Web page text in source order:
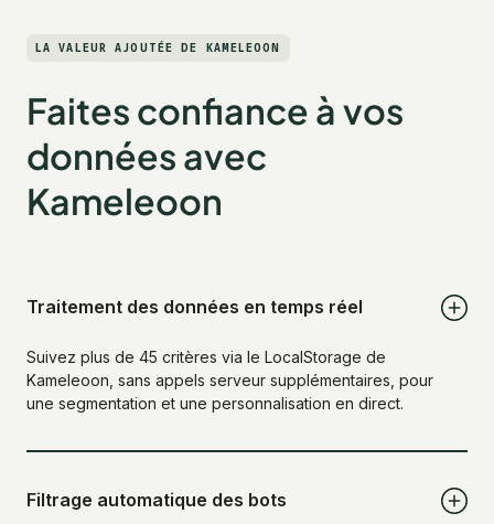
LA VALEUR AJOUTÉE DE KAMELEOON
Faites confiance à vos
données avec
Kameleoon
Traitement des données en temps réel
Suivez plus de 45 critères via le LocalStorage de
Kameleoon, sans appels serveur supplémentaires, pour
une segmentation et une personnalisation en direct.
Filtrage automatique des bots